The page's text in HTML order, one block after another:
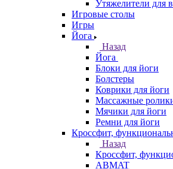
Утяжелители для
Игровые столы
Игры
Йога
Назад
Йога
Блоки для йоги
Болстеры
Коврики для йоги
Массажные
Мячики для йоги
Ремни для йоги
Кроссфит,
Назад
Кроссфит,
ABMAT